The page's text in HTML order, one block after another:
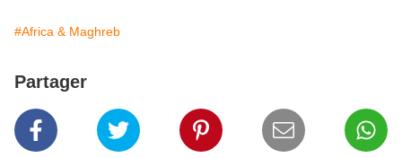
#Africa & Maghreb
Partager